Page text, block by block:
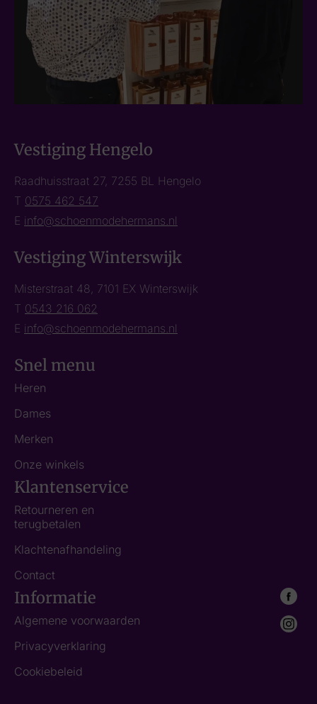
Vestiging Hengelo
Raadhuisstraat 27, 7255 BL Hengelo
T 0575 462 547
E info@schoenmodehermans.nl
Vestiging Winterswijk
Misterstraat 48, 7101 EX Winterswijk
T 0543 216 062
E info@schoenmodehermans.nl
Snel menu
Heren
Dames
Merken
Onze winkels
Klantenservice
Retourneren en
terugbetalen
Klachtenafhandeling
Contact
Informatie
Algemene voorwaarden
Privacyverklaring
Cookiebeleid